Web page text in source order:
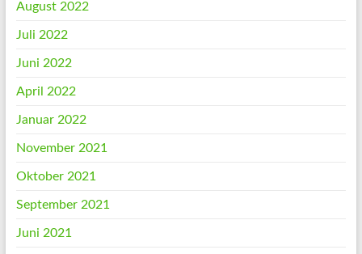
August 2022
Juli 2022
Juni 2022
April 2022
Januar 2022
November 2021
Oktober 2021
September 2021
Juni 2021